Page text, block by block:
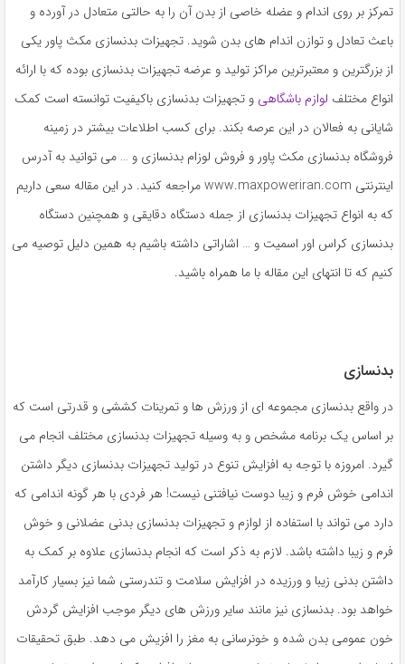
لینک
تمرکز بر روی اندام و عضله خاصی از بدن آن را به حالتی متعادل در آورده و
باعث تعادل و توازن اندام های بدن شوید. تجهیزات بدنسازی مکث پاور یکی
از بزرگترین و معتبرترین مراکز تولید و عرضه تجهیزات بدنسازی بوده که با ارائه
انواع مختلف لوازم باشگاهی و تجهیزات بدنسازی باکیفیت توانسته است کمک
شایانی به فعالان در این عرصه بکند. برای کسب اطلاعات بیشتر در زمینه
فروشگاه بدنسازی مکث پاور و فروش لوزام بدنسازی و … می توانید به آدرس
اینترنتی www.maxpoweriran.com مراجعه کنید. در این مقاله سعی داریم
که به انواع تجهیزات بدنسازی از جمله دستگاه دقایقی و همچنین دستگاه
بدنسازی کراس اور اسمیت و … اشاراتی داشته باشیم به همین دلیل توصیه می
کنیم که تا انتهای این مقاله با ما همراه باشید.
بدنسازی
در واقع بدنسازی مجموعه ای از ورزش ها و تمرینات کششی و قدرتی است که
بر اساس یک برنامه مشخص و به وسیله تجهیزات بدنسازی مختلف انجام می
گیرد. امروزه با توجه به افزایش تنوع در تولید تجهیزات بدنسازی دیگر داشتن
اندامی خوش فرم و زیبا دوست نیافتنی نیست! هر فردی با هر گونه اندامی که
دارد می تواند با استفاده از لوازم و تجهیزات بدنسازی بدنی عضلانی و خوش
فرم و زیبا داشته باشد. لازم به ذکر است که انجام بدنسازی علاوه بر کمک به
داشتن بدنی زیبا و ورزیده در افزایش سلامت و تندرستی شما نیز بسیار کارآمد
خواهد بود. بدنسازی نیز مانند سایر ورزش های دیگر موجب افزایش گردش
خون عمومی بدن شده و خونرسانی به مغز را افزیش می دهد. طبق تحقیقات